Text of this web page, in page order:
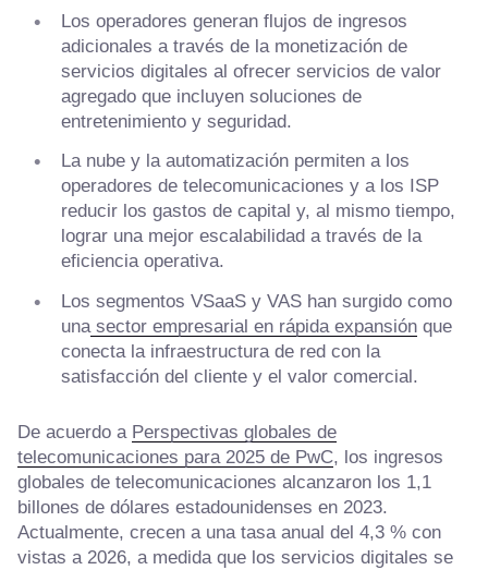
Los operadores generan flujos de ingresos
adicionales a través de la monetización de
servicios digitales al ofrecer servicios de valor
agregado que incluyen soluciones de
entretenimiento y seguridad.
La nube y la automatización permiten a los
operadores de telecomunicaciones y a los ISP
reducir los gastos de capital y, al mismo tiempo,
lograr una mejor escalabilidad a través de la
eficiencia operativa.
Los segmentos VSaaS y VAS han surgido como
una sector empresarial en rápida expansión que
conecta la infraestructura de red con la
satisfacción del cliente y el valor comercial.
De acuerdo a Perspectivas globales de
telecomunicaciones para 2025 de PwC, los ingresos
globales de telecomunicaciones alcanzaron los 1,1
billones de dólares estadounidenses en 2023.
Actualmente, crecen a una tasa anual del 4,3 % con
vistas a 2026, a medida que los servicios digitales se